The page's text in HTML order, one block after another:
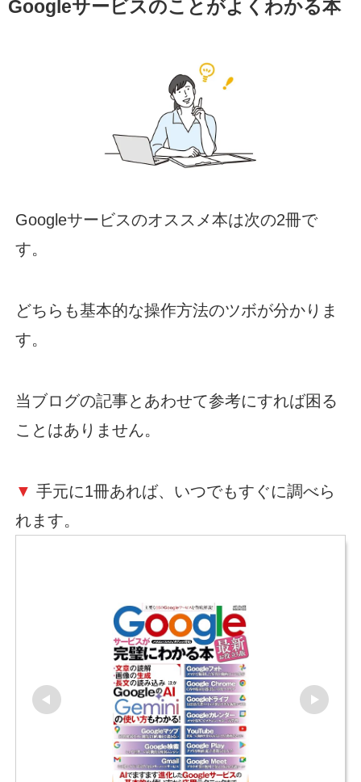
Googleサービスのことがよくわかる本
Googleサービスのオススメ本は次の2冊で
す。
どちらも基本的な操作方法のツボが分かりま
す。
当ブログの記事とあわせて参考にすれば困る
ことはありません。
▼ 手元に1冊あれば、いつでもすぐに調べら
れます。